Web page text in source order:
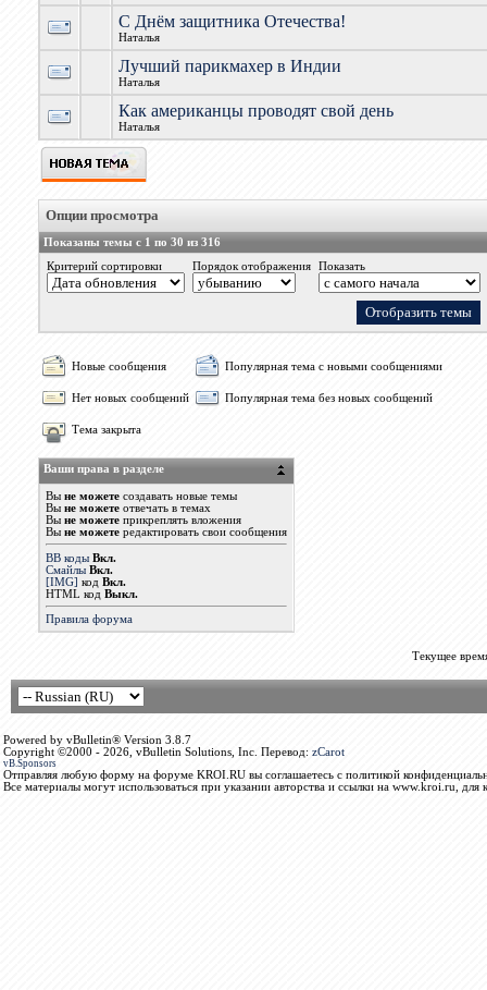
С Днём защитника Отечества!
Наталья
Лучший парикмахер в Индии
Наталья
Как американцы проводят свой день
Наталья
Опции просмотра
Показаны темы с 1 по 30 из 316
Критерий сортировки
Порядок отображения Показать
Новые сообщения Популярная тема с новыми сообщениями
Нет новых сообщений Популярная тема без новых сообщений
Тема закрыта
Ваши права в разделе
Вы не можетесоздавать новые темы
Вы не можетеотвечать в темах
Вы не можетеприкреплять вложения
Вы не можетередактировать свои сообщения
BB коды Вкл.
Смайлы Вкл.
[IMG] код Вкл.
HTML код Выкл.
Правила форума
Текущее
Powered by vBulletin® Version 3.8.7
Copyright ©2000 - 2026, vBulletin Solutions, Inc. Перевод: zCarot
vB.Sponsors
Отправляя любую форму на форуме KROI.RU вы соглашаетесь с политикой
Все материалы могут использоваться при указании авторства и ссылки на www.kroi.ru, для